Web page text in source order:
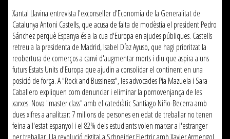
Xantal Llavina entrevista l'exconseller d'Economia de la Generalitat de
Catalunya Antoni Castells, que acusa de falta de modèstia el president Pedro
Sánchez perquè Espanya és a la cua d'Europa en ajudes públiques. Castells
retreu a la presidenta de Madrid, Isabel Díaz Ayuso, que hagi prioritzat la
reobertura de comerços a canvi d'augmentar morts i diu que aspira a uns
futurs Estats Units d'Europa que ajudin a consolidar el continent en una
posició de força. A "Rock and Bussiness", les advocades Pia Mazuela i Sara
Caballero expliquen com denunciar i eliminar la pornovenjança de les
xarxes. Nova "master class" amb el catedràtic Santiago Niño-Becerra amb
dues xifres a analitzar: 7 milions de persones en edat de treballar no tenen
feina a l'estat espanyol i el 82% dels estudiants volen marxar a l'estranger